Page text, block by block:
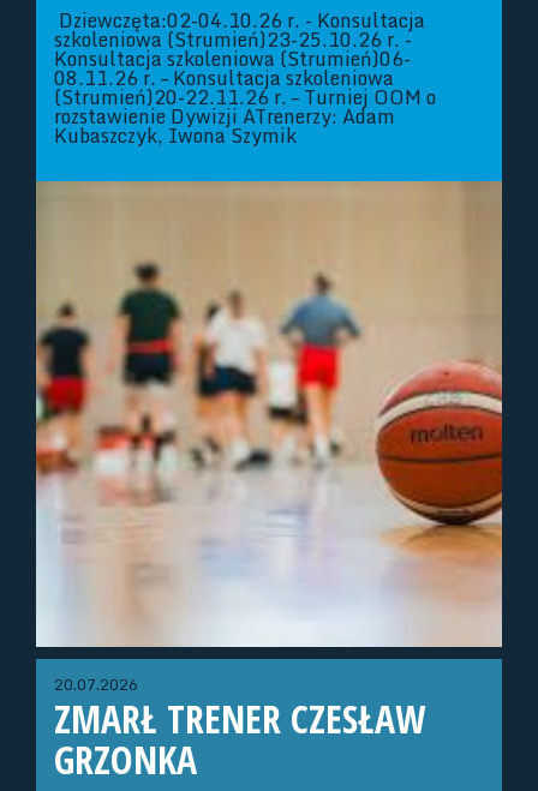
Dziewczęta:02-04.10.26 r. - Konsultacja
szkoleniowa (Strumień)23-25.10.26 r. -
Konsultacja szkoleniowa (Strumień)06-
08.11.26 r. – Konsultacja szkoleniowa
(Strumień)20-22.11.26 r. – Turniej OOM o
rozstawienie Dywizji ATrenerzy: Adam
Kubaszczyk, Iwona Szymik
20.07.2026
ZMARŁ TRENER CZESŁAW
GRZONKA